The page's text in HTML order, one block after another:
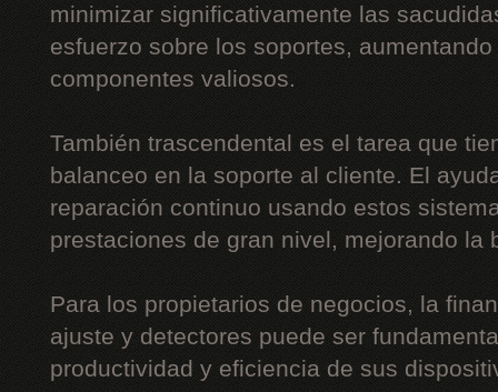
minimizar significativamente las
esfuerzo sobre los soportes,
componentes valiosos.
También trascendental es el tarea que
balanceo en la soporte al cliente. El
reparación continuo usando estos
prestaciones de gran nivel, mejorando la
Para los propietarios de negocios, la
ajuste y detectores puede ser
productividad y eficiencia de sus